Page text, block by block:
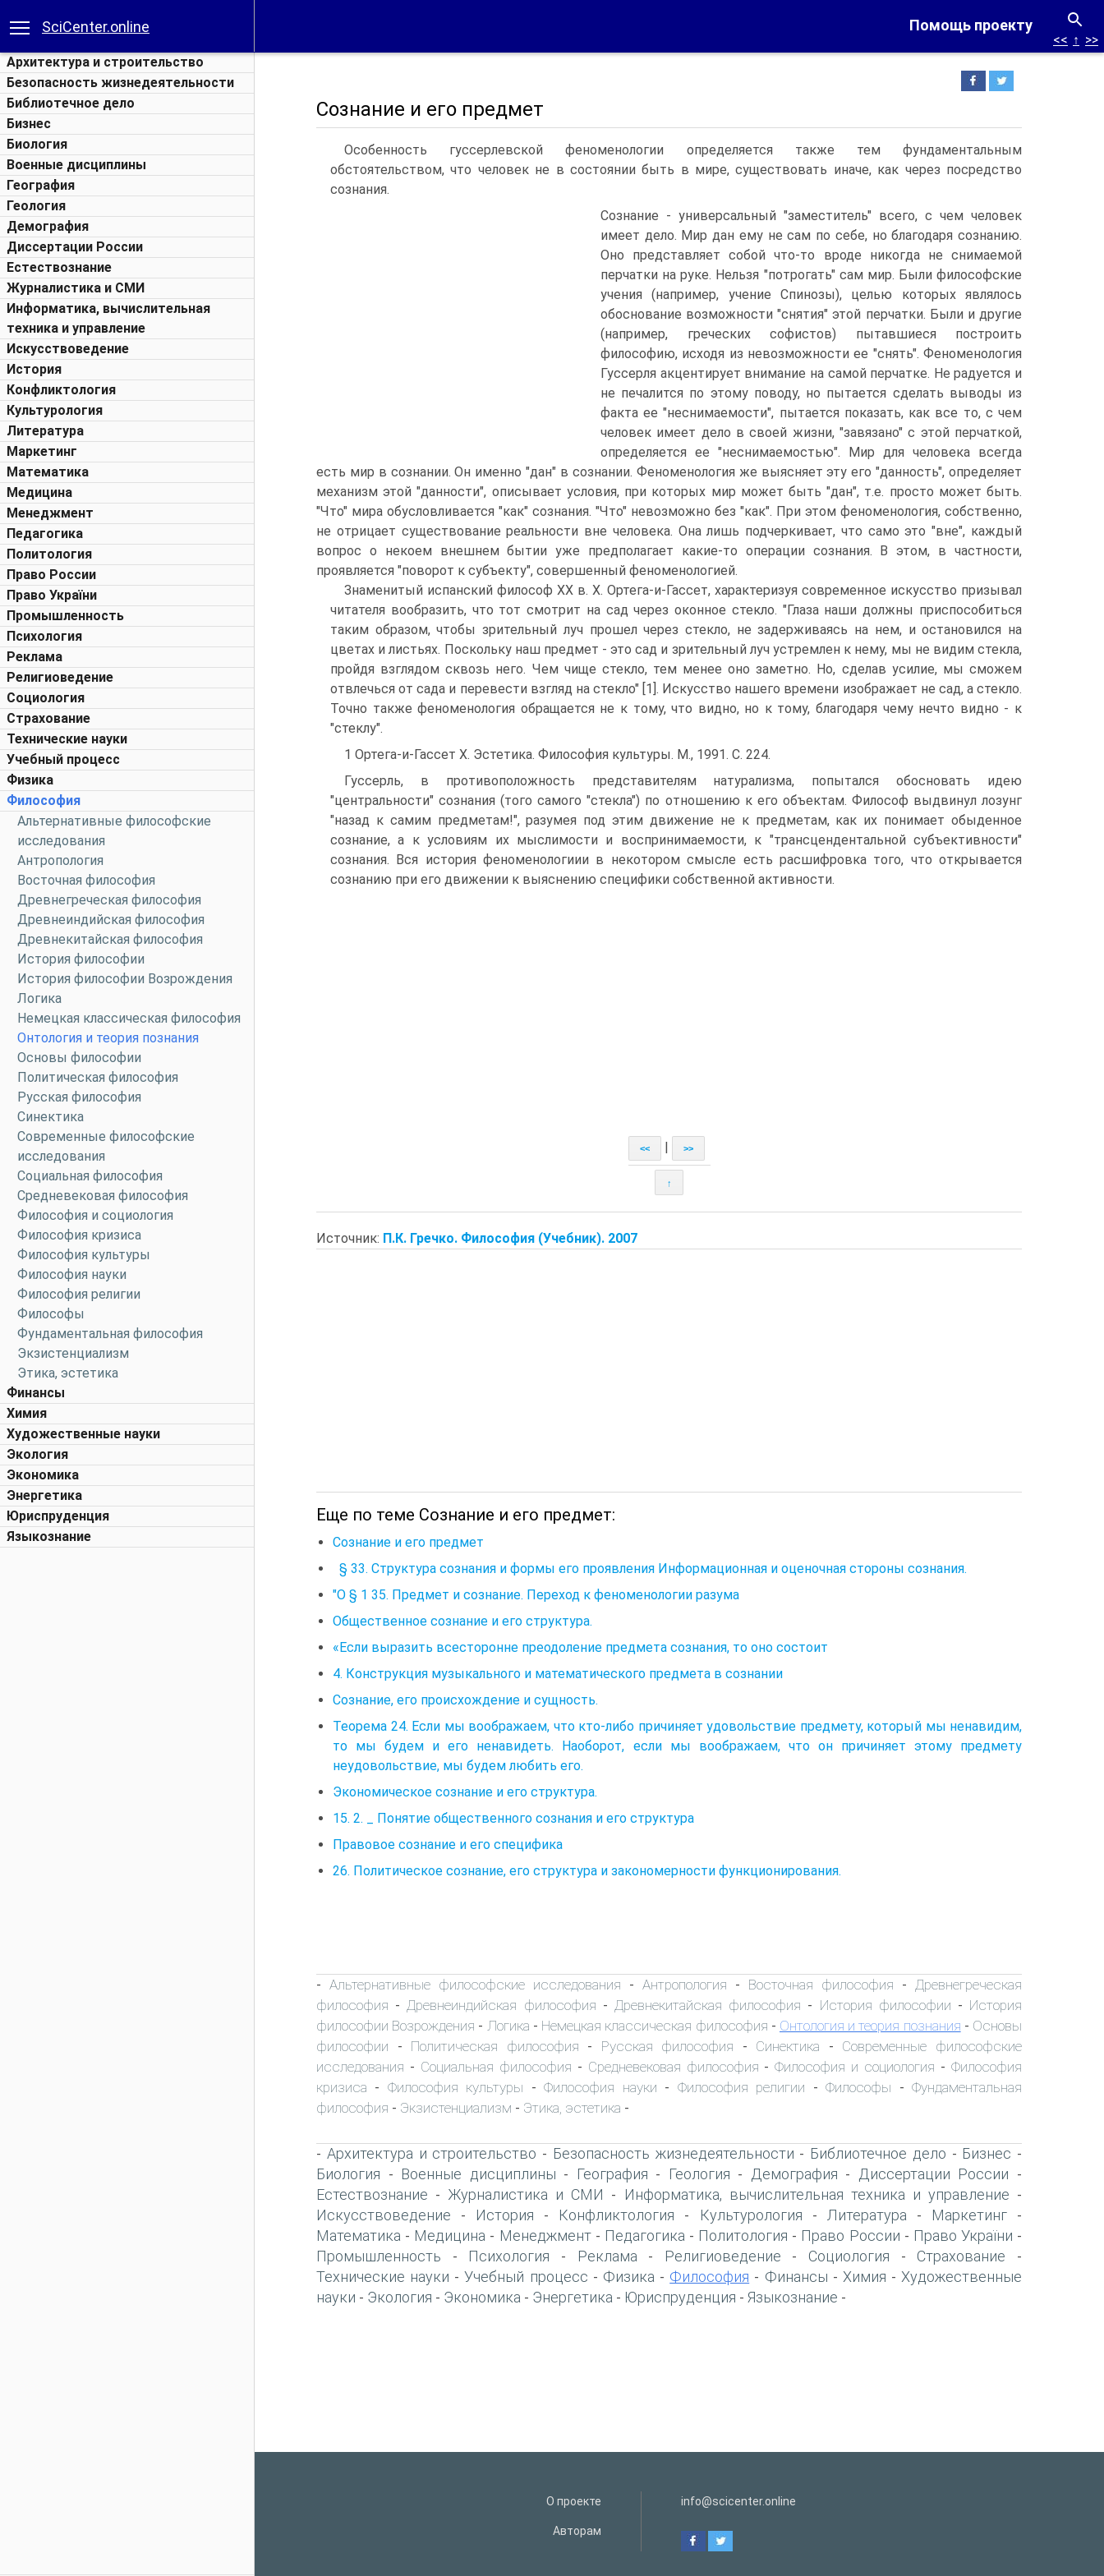
Помощь проекту
SciCenter.online
Архитектура и строительство
Безопасность жизнедеятельности
Библиотечное дело
Бизнес
Биология
Военные дисциплины
География
Геология
Демография
Диссертации России
Естествознание
Журналистика и СМИ
Информатика, вычислительная
техника и управление
Искусствоведение
История
Конфликтология
Культурология
Литература
Маркетинг
Математика
Медицина
Менеджмент
Педагогика
Политология
Право России
Право України
Промышленность
Психология
Реклама
Религиоведение
Социология
Страхование
Технические науки
Учебный процесс
Физика
Философия
Альтернативные философские
исследования
Антропология
Восточная философия
Древнегреческая философия
Древнеиндийская философия
Древнекитайская философия
История философии
История философии Возрождения
Логика
Немецкая классическая философия
Онтология и теория познания
Основы философии
Политическая философия
Русская философия
Синектика
Современные философские
исследования
Социальная философия
Средневековая философия
Философия и социология
Философия кризиса
Философия культуры
Философия науки
Философия религии
Философы
Фундаментальная философия
Экзистенциализм
Этика, эстетика
Финансы
Химия
Художественные науки
Экология
Экономика
Энергетика
Юриспруденция
Языкознание
<< ↑ >>
Сознание и его предмет
Особенность гуссерлевской феноменологии определяется также тем фундаментальным
обстоятельством, что человек не в состоянии быть в мире, существовать иначе, как через посредство
сознания.
Сознание - универсальный "заместитель" всего, с чем человек
имеет дело. Мир дан ему не сам по себе, но благодаря сознанию.
Оно представляет собой что-то вроде никогда не снимаемой
перчатки на руке. Нельзя "потрогать" сам мир. Были философские
учения (например, учение Спинозы), целью которых являлось
обоснование возможности "снятия" этой перчатки. Были и другие
(например, греческих софистов) пытавшиеся построить
философию, исходя из невозможности ее "снять". Феноменология
Гуссерля акцентирует внимание на самой перчатке. Не радуется и
не печалится по этому поводу, но пытается сделать выводы из
факта ее "неснимаемости", пытается показать, как все то, с чем
человек имеет дело в своей жизни, "завязано" с этой перчаткой,
определяется ее "неснимаемостью". Мир для человека всегда
есть мир в сознании. Он именно "дан" в сознании. Феноменология же выясняет эту его "данность", определяет
механизм этой "данности", описывает условия, при которых мир может быть "дан", т.е. просто может быть.
"Что" мира обусловливается "как" сознания. "Что" невозможно без "как". При этом феноменология, собственно,
не отрицает существование реальности вне человека. Она лишь подчеркивает, что само это "вне", каждый
вопрос о некоем внешнем бытии уже предполагает какие-то операции сознания. В этом, в частности,
проявляется "поворот к субъекту", совершенный феноменологией.
Знаменитый испанский философ XX в. X. Ортега-и-Гассет, характеризуя современное искусство призывал
читателя вообразить, что тот смотрит на сад через оконное стекло. "Глаза наши должны приспособиться
таким образом, чтобы зрительный луч прошел через стекло, не задерживаясь на нем, и остановился на
цветах и листьях. Поскольку наш предмет - это сад и зрительный луч устремлен к нему, мы не видим стекла,
пройдя взглядом сквозь него. Чем чище стекло, тем менее оно заметно. Но, сделав усилие, мы сможем
отвлечься от сада и перевести взгляд на стекло" [1]. Искусство нашего времени изображает не сад, а стекло.
Точно также феноменология обращается не к тому, что видно, но к тому, благодаря чему нечто видно - к
"стеклу".
1 Ортега-и-Гассет X. Эстетика. Философия культуры. М., 1991. С. 224.
Гуссерль, в противоположность представителям натурализма, попытался обосновать идею
"центральности" сознания (того самого "стекла") по отношению к его объектам. Философ выдвинул лозунг
"назад к самим предметам!", разумея под этим движение не к предметам, как их понимает обыденное
сознание, а к условиям их мыслимости и воспринимаемости, к "трансцендентальной субъективности"
сознания. Вся история феноменологиии в некотором смысле есть расшифровка того, что открывается
сознанию при его движении к выяснению специфики собственной активности.
<< >>
↑
Источник: П.К. Гречко. Философия (Учебник). 2007
Еще по теме Сознание и его предмет:
Сознание и его предмет
§ 33. Структура сознания и формы его проявления Информационная и оценочная стороны сознания.
"О § 1 35. Предмет и сознание. Переход к феноменологии разума
Общественное сознание и его структура.
«Если выразить всесторонне преодоление предмета сознания, то оно состоит
4. Конструкция музыкального и математического предмета в сознании
Сознание, его происхождение и сущность.
Теорема 24. Если мы воображаем, что кто-либо причиняет удовольствие предмету, который мы ненавидим,
то мы будем и его ненавидеть. Наоборот, если мы воображаем, что он причиняет этому предмету
неудовольствие, мы будем любить его.
Экономическое сознание и его структура.
15. 2. _ Понятие общественного сознания и его структура
Правовое сознание и его специфика
26. Политическое сознание, его структура и закономерности функционирования.
- Альтернативные философские исследования - Антропология - Восточная философия - Древнегреческая
философия - Древнеиндийская философия - Древнекитайская философия - История философии - История
философии Возрождения - Логика - Немецкая классическая философия - Онтология и теория познания - Основы
философии - Политическая философия - Русская философия - Синектика - Современные философские
исследования - Социальная философия - Средневековая философия -Философия и социология -Философия
кризиса - Философия культуры -Философия науки - Философия религии -Философы -Фундаментальная
философия - Экзистенциализм - Этика, эстетика -
- Архитектура и строительство - Безопасность жизнедеятельности - Библиотечное дело - Бизнес -
Биология - Военные дисциплины - География - Геология - Демография - Диссертации России -
Естествознание - Журналистика и СМИ - Информатика, вычислительная техника и управление -
Искусствоведение - История - Конфликтология - Культурология - Литература - Маркетинг-
Математика - Медицина - Менеджмент- Педагогика - Политология - Право России - Право України -
Промышленность - Психология - Реклама - Религиоведение - Социология - Страхование -
Технические науки -Учебный процесс - Физика - Философия - Финансы - Химия - Художественные
науки - Экология - Экономика - Энергетика - Юриспруденция - Языкознание -
О проекте
Авторам
info@scicenter.online